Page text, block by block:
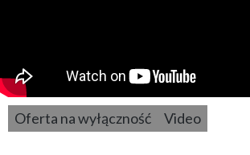
Oferta na wyłączność Video